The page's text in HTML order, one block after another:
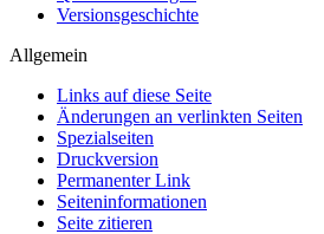
Versionsgeschichte
Allgemein
Links auf diese Seite
Änderungen an verlinkten Seiten
Spezialseiten
Druckversion
Permanenter Link
Seiten­­informationen
Seite zitieren